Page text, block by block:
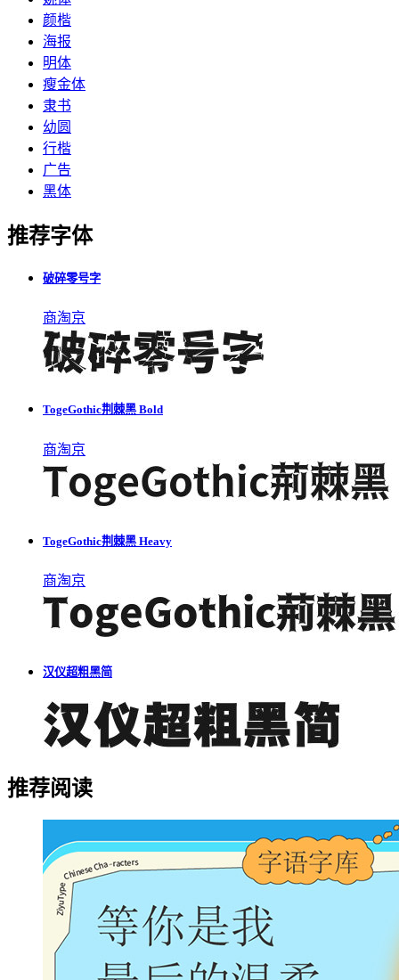
颜楷
海报
明体
瘦金体
隶书
幼圆
行楷
广告
黑体
推荐字体
破碎零号字
商淘京
TogeGothic荆棘黑 Bold
商淘京
TogeGothic荆棘黑 Heavy
商淘京
汉仪超粗黑简
推荐阅读